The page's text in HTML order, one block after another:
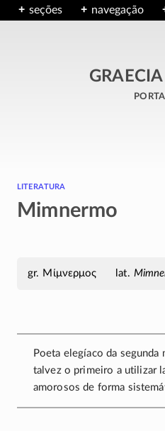
seções navegação
literatura
Mimnermo
Μίμνερμος
Poeta elegíaco da segunda
talvez o primeiro a utilizar
amorosos de forma